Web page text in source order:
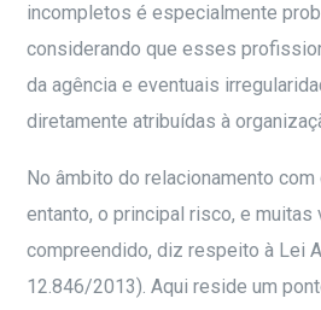
incompletos é especialmente
considerando que esses
da agência e eventuais
diretamente atribuídas à
No âmbito do relacionamento
entanto, o principal risco, e
compreendido, diz respeito à Lei
12.846/2013). Aqui reside um